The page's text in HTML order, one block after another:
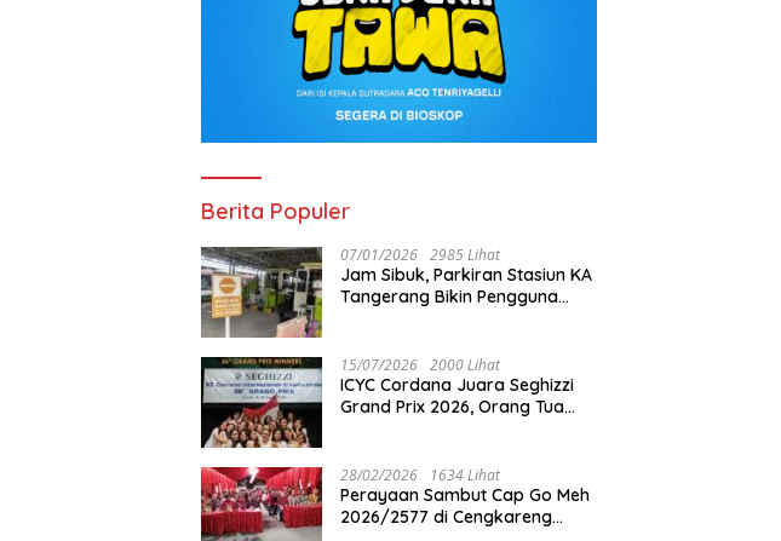
Berita Populer
07/01/2026 2985 Lihat
Jam Sibuk, Parkiran Stasiun KA
Tangerang Bikin Pengguna
15/07/2026 2000 Lihat
ICYC Cordana Juara Seghizzi
Grand Prix 2026, Orang Tua
Indonesia
28/02/2026 1634 Lihat
Perayaan Sambut Cap Go Meh
2026/2577 di Cengkareng